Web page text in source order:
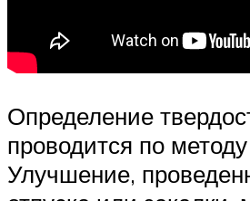
Определение
проводится по
Улучшение,